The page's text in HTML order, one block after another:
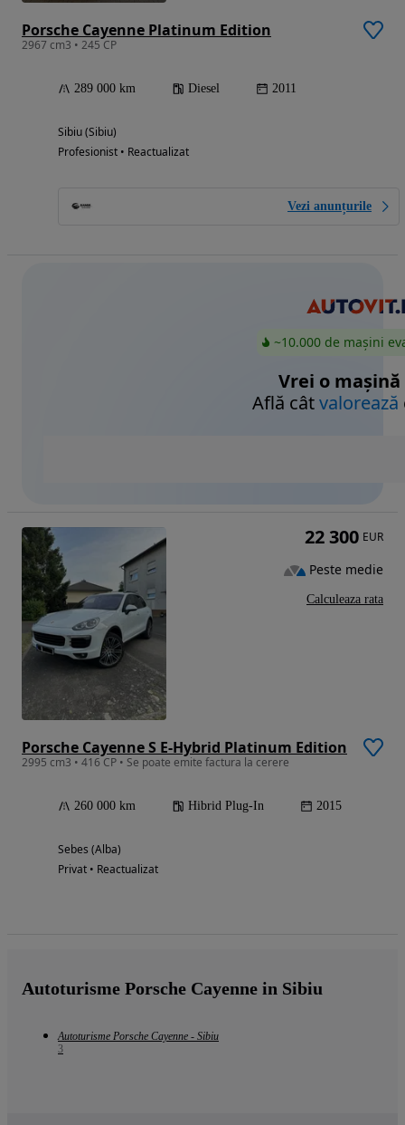
Porsche Cayenne Platinum Edition
2967 cm3 • 245 CP
289 000 km Diesel 2011
Sibiu (Sibiu)
Profesionist • Reactualizat
Vezi anunțurile
~10.000 de mașini
Vrei o mașină
Află câtvalorează
Porsche Cayenne S E-Hybrid Platinum Edition
2995 cm3 • 416 CP • Se poate emite factura la cerere
260 000 km Hibrid Plug-In 2015
Sebes (Alba)
Privat • Reactualizat
22 300 EUR
Peste medie
Calculeaza rata
Autoturisme Porsche Cayenne in Sibiu
Autoturisme Porsche Cayenne - Sibiu
3